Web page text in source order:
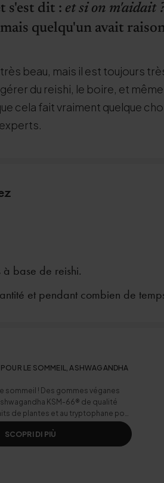
s'est dit : et si on m'aidait
quelqu'un avait
beau, mais il est toujours
du reishi, le boire, et
cela fait vraiment quelque
à base de reishi.
et pendant combien de
LE SOMMEIL, ASHWAGANDHA
sommeil ! Des gommes véganes
KSM-66® de qualité
de plantes et au tryptophane pour
SCOPRI DI PIÙ